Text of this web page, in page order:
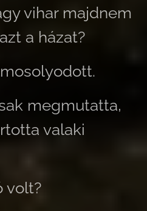
vihar majdnem
a házat?
megmutatta,
valaki
volt?